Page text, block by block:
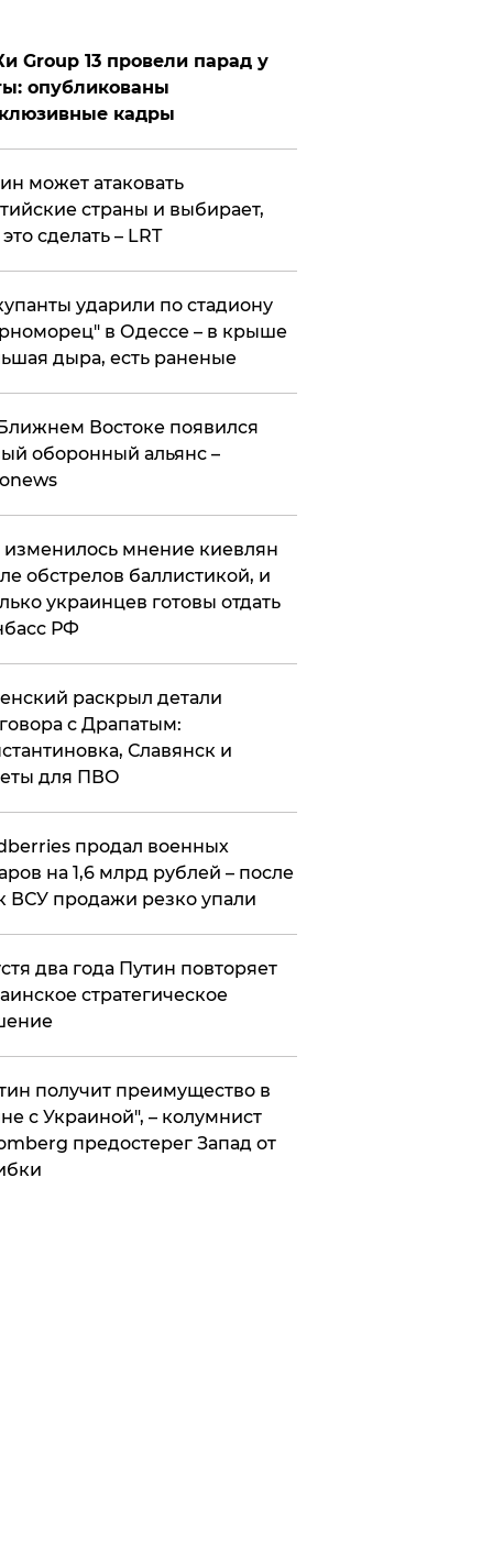
Group 13 провели парад у
опубликованы
кадры
может атаковать
страны и выбирает,
сделать – LRT
ударили по стадиону
в Одессе – в крыше
дыра, есть раненые
Востоке появился
оборонный альянс –
изменилось мнение киевлян
обстрелов баллистикой, и
украинцев готовы отдать
РФ
раскрыл детали
с Драпатым:
Славянск и
для ПВО
продал военных
на 1,6 млрд рублей – после
ВСУ продажи резко упали
два года Путин повторяет
стратегическое
получит преимущество в
с Украиной", – колумнист
предостерег Запад от